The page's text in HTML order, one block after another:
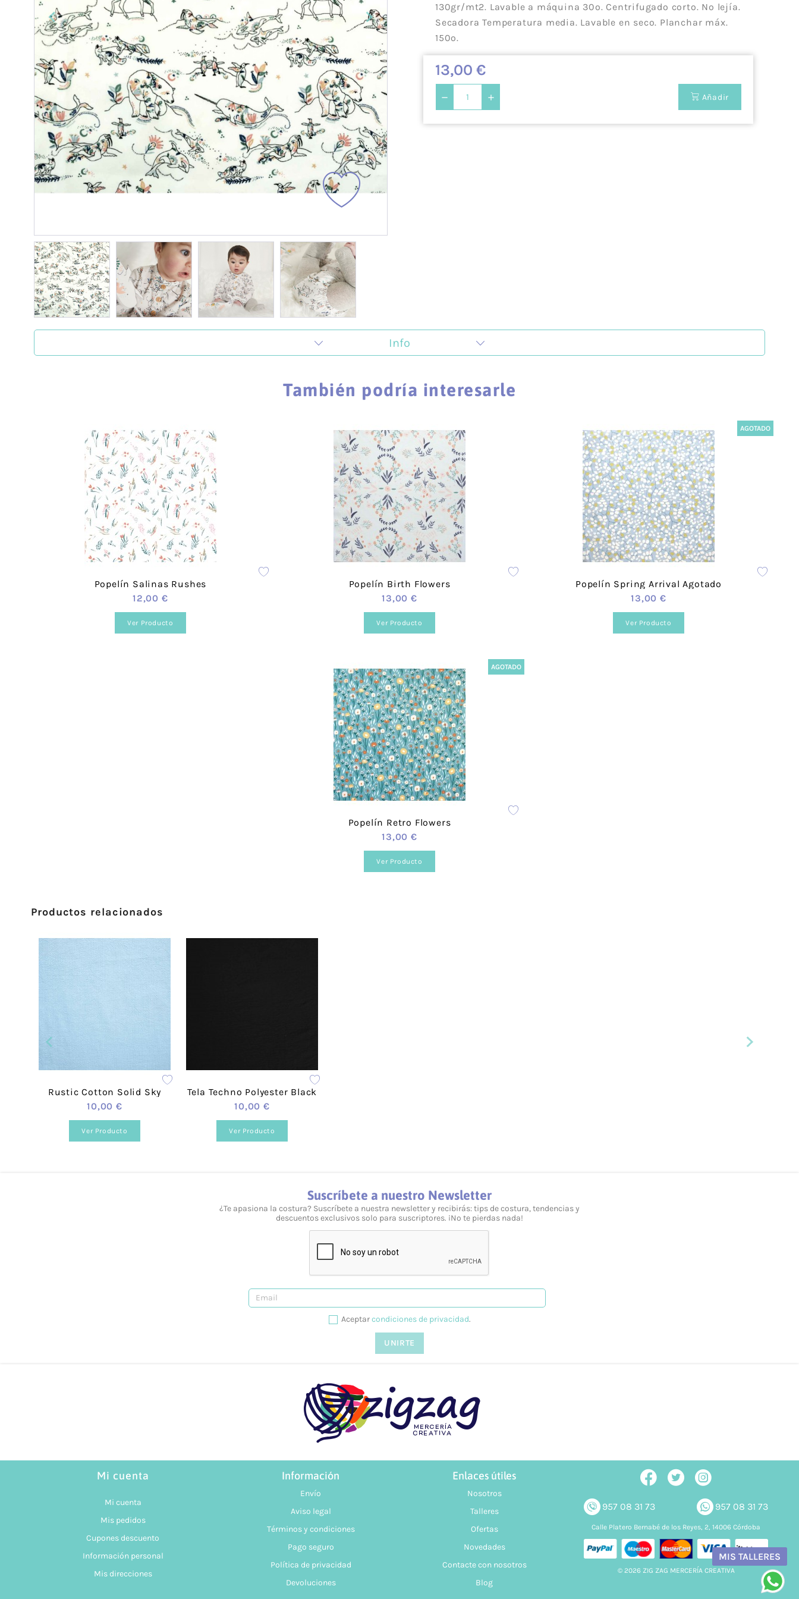
Cañamazo
Tul
Knit Corduroy
Tweed Abrigos
Softshell Double Face
Teddy Fur
Mascarilla
Brocadas
130gr/mt2. Lavable a máquina 30º. Centrifugado corto. No lejía.
Secadora Temperatura media. Lavable en seco. Planchar máx.
150º.
13,00 €
Añadir
Info
no solo nos dirigimos a mujeres, sino que también animamos a los hombres a que descubran su lado más creativo y se atrevan a personalizar sus
En los siguientes enlaces puedes consultar información relevante sobre nuestros pagos y envíos:
Información de envío
Información sobre devoluciones
Formas de pago
Preguntas frecuentes
¿Puedo elegir el color del producto?
Sí, podrás elegir el color que necesites. Para cada producto encontrarás distintos formatos de color y estilo.
¿Cuánto valen los gastos de envío?
Para España el coste es de 3,95 €.
¿Realizáis envíos gratuitos?
Sí, tenemos talleres adaptados a todos los niveles y necesidades. Puedes consultarlo desde nuestra web, en la siguiente página.
Sí, te podemos ayudar en lo que necesites. Resolvemos tus dudas tanto vía telefónica957 08 31 73
También podría interesarle
Popelín Salinas Rushes
12,00 €
Ver Producto
Popelín Birth Flowers
13,00 €
Ver Producto
Popelín Spring Arrival Agotado
AGOTADO
13,00 €
Ver Producto
Popelín Retro Flowers
AGOTADO
13,00 €
Ver Producto
Productos relacionados
Rustic Cotton Solid Sky
10,00 €
Ver Producto
Tela Techno Polyester Black
10,00 €
Ver Producto
Suscríbete a nuestro Newsletter
¿Te apasiona la costura? Suscríbete a nuestra newsletter y recibirás: tips de costura, tendencias y
descuentos exclusivos solo para suscriptores. ¡No te pierdas nada!
Aceptarcondiciones de privacidad.
Mi cuenta
Mi cuenta
Mis pedidos
Cupones descuento
Información personal
Mis direcciones
Información
Envío
Aviso legal
Términos y condiciones
Pago seguro
Política de privacidad
Devoluciones
Enlaces útiles
Nosotros
Talleres
Ofertas
Novedades
Contacte con nosotros
Blog
957 08 31 73 957 08 31 73
Calle Platero Bernabé de los Reyes, 2, 14006 Córdoba
© 2026 ZIG ZAG MERCERÍA CREATIVA
MIS TALLERES